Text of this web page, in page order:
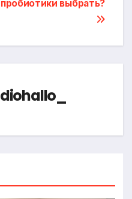
пробиотики выбрать?